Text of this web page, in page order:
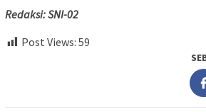
Redaksi: SNI-02
Post Views: 59